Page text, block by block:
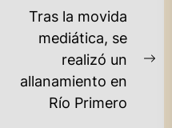
Tras la movida
mediática, se
realizó un
allanamiento en
Río Primero